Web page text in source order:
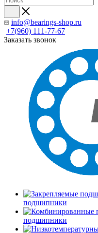
info@bearings-shop.ru
+7(960) 111-77-67
Заказать звонок
подшипники
подшипники